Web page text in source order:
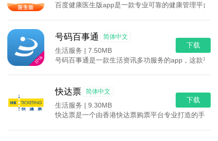
百度健康医生版app是一款专业可靠的健康管理平台
号码百事通 简体中文
生活服务 | 7.50MB
号码百事通是一款生活资讯多功服务的app，这款平
下载
快达票 简体中文
生活服务 | 9.30MB
快达票是一个由香港快达票购票平台专业打造的手机
下载